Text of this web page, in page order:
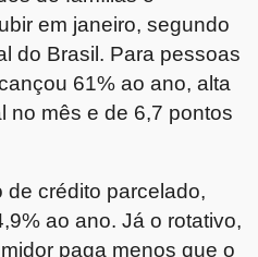
em janeiro, segundo
do Brasil. Para pessoas
61% ao ano, alta
no mês e de 6,7 pontos
de crédito parcelado,
ao ano. Já o rotativo,
paga menos que o